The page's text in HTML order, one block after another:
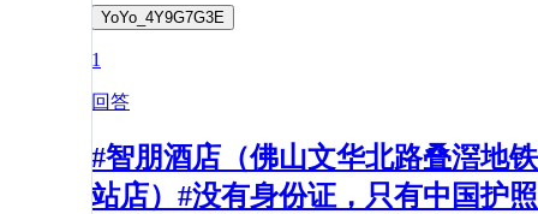
YoYo_4Y9G7G3E
1
回答
#智朋酒店（佛山文华北路叠滘地铁
站店）#没有身份证，只有中国护照